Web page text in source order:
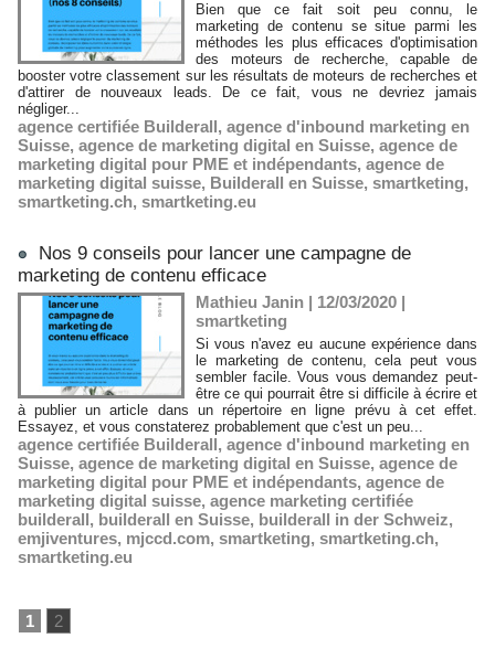
Bien que ce fait soit peu connu, le
marketing de contenu se situe parmi les
méthodes les plus efficaces d'optimisation
des moteurs de recherche, capable de
booster votre classement sur les résultats de moteurs de recherches et
d'attirer de nouveaux leads. De ce fait, vous ne devriez jamais
négliger...
agence certifiée Builderall, agence d'inbound marketing en
Suisse, agence de marketing digital en Suisse, agence de
marketing digital pour PME et indépendants, agence de
marketing digital suisse, Builderall en Suisse, smartketing,
smartketing.ch, smartketing.eu
Nos 9 conseils pour lancer une campagne de
marketing de contenu efficace
Mathieu Janin | 12/03/2020 |
smartketing
Si vous n'avez eu aucune expérience dans
le marketing de contenu, cela peut vous
sembler facile. Vous vous demandez peut-
être ce qui pourrait être si difficile à écrire et
à publier un article dans un répertoire en ligne prévu à cet effet.
Essayez, et vous constaterez probablement que c'est un peu...
agence certifiée Builderall, agence d'inbound marketing en
Suisse, agence de marketing digital en Suisse, agence de
marketing digital pour PME et indépendants, agence de
marketing digital suisse, agence marketing certifiée
builderall, builderall en Suisse, builderall in der Schweiz,
emjiventures, mjccd.com, smartketing, smartketing.ch,
smartketing.eu
1 2